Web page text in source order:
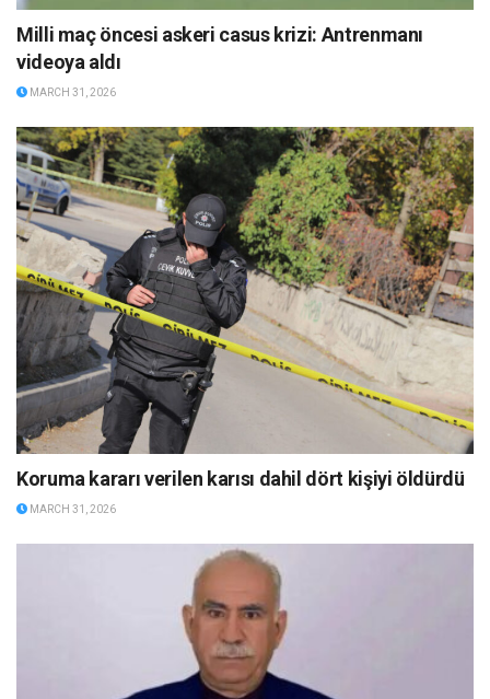
Milli maç öncesi askeri casus krizi: Antrenmanı
videoya aldı
MARCH 31, 2026
Koruma kararı verilen karısı dahil dört kişiyi öldürdü
MARCH 31, 2026